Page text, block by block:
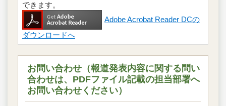
できます。
Adobe Acrobat Reader DCの
ダウンロードへ
お問い合わせ（報道発表内容に関する問い
合わせは、PDFファイル記載の担当部署へ
お問い合わせください）